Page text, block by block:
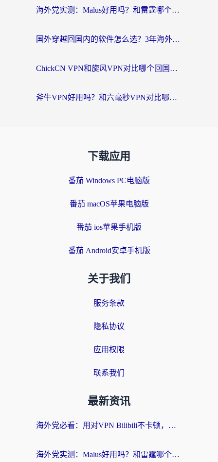
海外党实测：Malus好用吗？和雷霆哪个好？+ 3款热门加速器深度对比
国外穿越回国内的软件怎么选？3年海外党亲测实用指南，告别地域限制
ChickCN VPN和旋风VPN对比哪个回国效果更好？海外党实测回国内网神器指南
斧牛VPN好用吗？和六毫秒VPN对比哪个回国效果更好？海外党亲测实用指南
下载应用
番茄 Windows PC电脑版
番茄 macOS苹果电脑版
番茄 ios苹果手机版
番茄 Android安卓手机版
关于我们
服务条款
隐私协议
应用权限
联系我们
最新资讯
海外党必看：用对VPN Bilibili不卡顿，英国玩国内游戏也丝滑——2026回国加速器选择指南
海外党实测：Malus好用吗？和雷霆哪个好？+ 3款热门加速器深度对比